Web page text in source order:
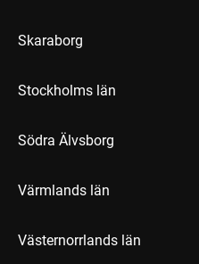
Skaraborg
Stockholms län
Södra Älvsborg
Värmlands län
Västernorrlands län